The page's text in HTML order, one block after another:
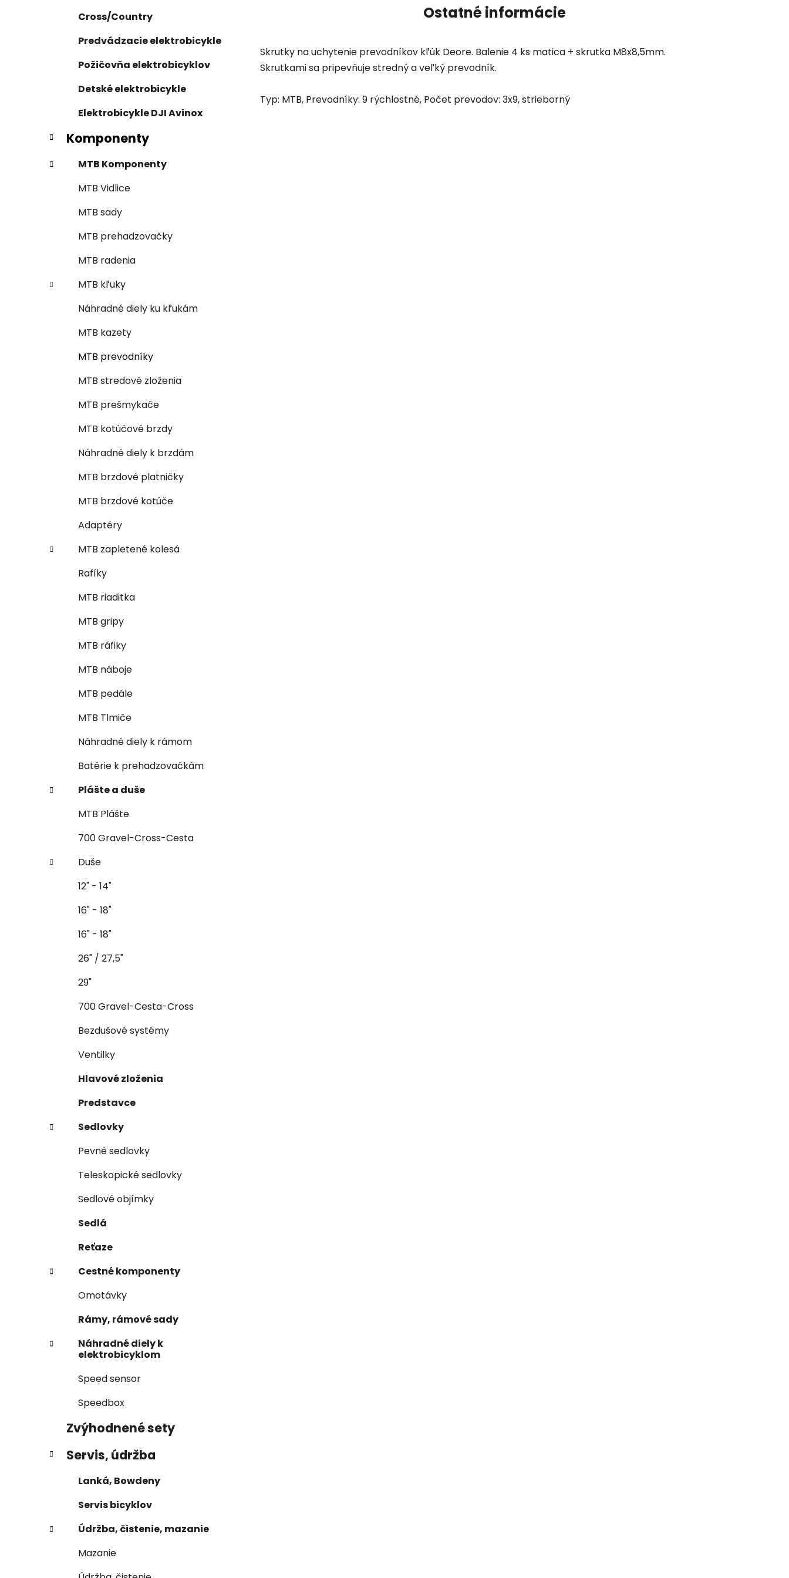
Cross/Country
Predvádzacie elektrobicykle
Požičovňa elektrobicyklov
Detské elektrobicykle
Elektrobicykle DJI Avinox
Komponenty
MTB Komponenty
MTB Vidlice
MTB sady
MTB prehadzovačky
MTB radenia
MTB kľuky
Náhradné diely ku kľukám
MTB kazety
MTB prevodníky
MTB stredové zloženia
MTB prešmykače
MTB kotúčové brzdy
Náhradné diely k brzdám
MTB brzdové platničky
MTB brzdové kotúče
Adaptéry
MTB zapletené kolesá
Rafíky
MTB riaditka
MTB gripy
MTB ráfiky
MTB náboje
MTB pedále
MTB Tlmiče
Náhradné diely k rámom
Batérie k prehadzovačkám
Plášte a duše
MTB Plášte
700 Gravel-Cross-Cesta
Duše
12" - 14"
16" - 18"
16" - 18"
26" / 27,5"
29"
700 Gravel-Cesta-Cross
Bezdušové systémy
Ventilky
Hlavové zloženia
Predstavce
Sedlovky
Pevné sedlovky
Teleskopické sedlovky
Sedlové objímky
Sedlá
Reťaze
Cestné komponenty
Omotávky
Rámy, rámové sady
Náhradné diely k
elektrobicyklom
Speed sensor
Speedbox
Zvýhodnené sety
Servis, údržba
Lanká, Bowdeny
Servis bicyklov
Údržba, čistenie, mazanie
Mazanie
Ostatné informácie
Skrutky na uchytenie prevodníkov kľúk Deore. Balenie 4 ks matica + skrutka M8x8,5mm.
Skrutkami sa pripevňuje stredný a veľký prevodník.
Typ: MTB, Prevodníky: 9 rýchlostné, Počet prevodov: 3x9, strieborný